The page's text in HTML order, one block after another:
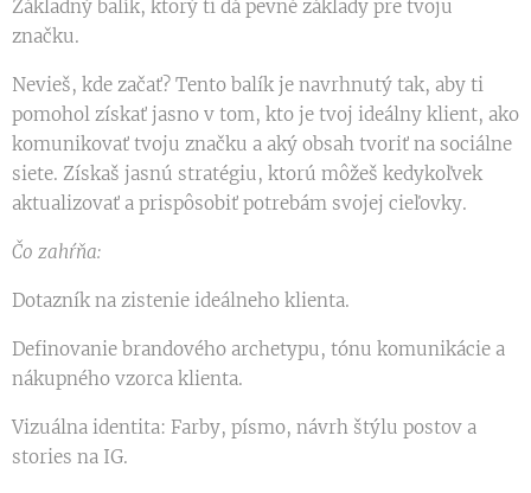
Základný balík, ktorý ti dá pevné základy pre tvoju
značku.
Nevieš, kde začať? Tento balík je navrhnutý tak, aby ti
pomohol získať jasno v tom, kto je tvoj ideálny klient, ako
komunikovať tvoju značku a aký obsah tvoriť na sociálne
siete. Získaš jasnú stratégiu, ktorú môžeš kedykoľvek
aktualizovať a prispôsobiť potrebám svojej cieľovky.
Čo zahŕňa:
Dotazník na zistenie ideálneho klienta.
Definovanie brandového archetypu, tónu komunikácie a
nákupného vzorca klienta.
Vizuálna identita: Farby, písmo, návrh štýlu postov a
stories na IG.